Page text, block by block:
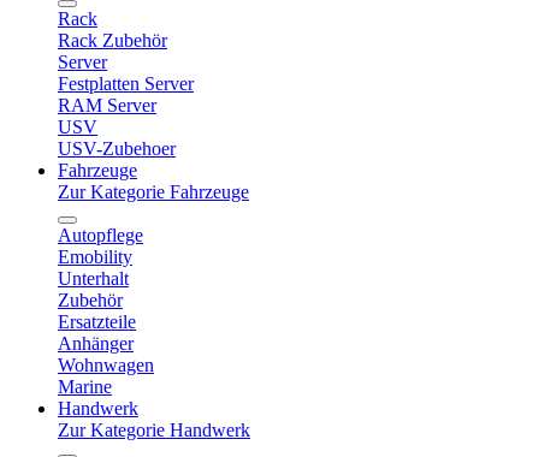
Rack
Rack Zubehör
Server
Festplatten Server
RAM Server
USV
USV-Zubehoer
Fahrzeuge
Zur Kategorie Fahrzeuge
Autopflege
Emobility
Unterhalt
Zubehör
Ersatzteile
Anhänger
Wohnwagen
Marine
Handwerk
Zur Kategorie Handwerk